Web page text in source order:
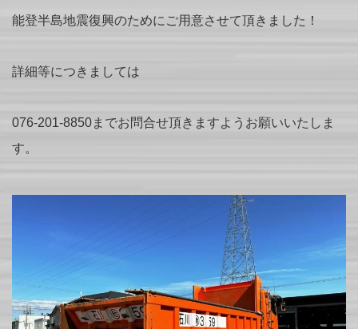
能登半島地震復興のためにご用意させて頂きました！
詳細等につきましては
076-201-8850までお問合せ頂きますようお願いいたしま
す。